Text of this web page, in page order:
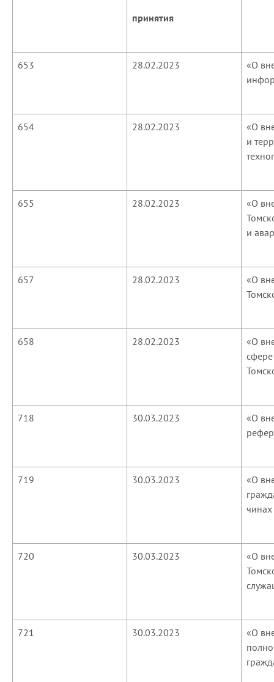
принятия
653 28.02.2023
«О
654 28.02.2023
«О
и
655 28.02.2023
«О
и
657 28.02.2023
«О
658 28.02.2023
«О
718 30.03.2023
«О
719 30.03.2023
«О
720 30.03.2023
«О
721 30.03.2023
«О